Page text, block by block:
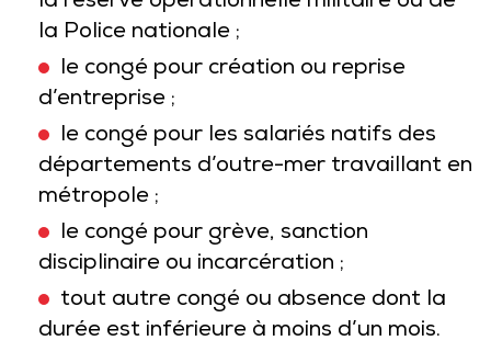
la Police nationale ;
le congé pour création ou reprise
d’entreprise ;
le congé pour les salariés natifs des
départements d’outre-mer travaillant en
métropole ;
le congé pour grève, sanction
disciplinaire ou incarcération ;
tout autre congé ou absence dont la
durée est inférieure à moins d’un mois.